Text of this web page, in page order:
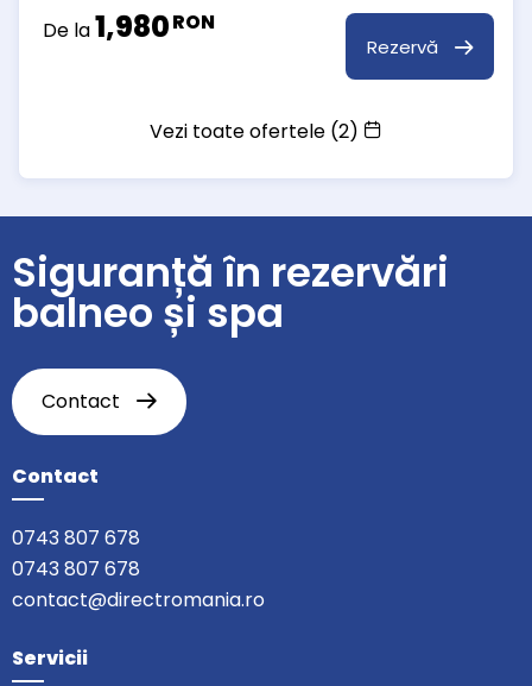
De la1,980RON
Rezervă
Vezi toate ofertele (2)
Siguranță în rezervări
balneo și spa
Contact
Contact
0743 807 678
0743 807 678
contact@directromania.ro
Servicii